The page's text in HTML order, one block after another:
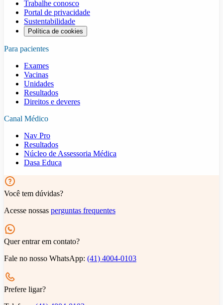
Trabalhe conosco
Portal de privacidade
Sustentabilidade
Política de cookies
Para pacientes
Exames
Vacinas
Unidades
Resultados
Direitos e deveres
Canal Médico
Nav Pro
Resultados
Núcleo de Assessoria Médica
Dasa Educa
Você tem dúvidas?
Acesse nossas perguntas frequentes
Quer entrar em contato?
Fale no nosso WhatsApp: (41) 4004-0103
Prefere ligar?